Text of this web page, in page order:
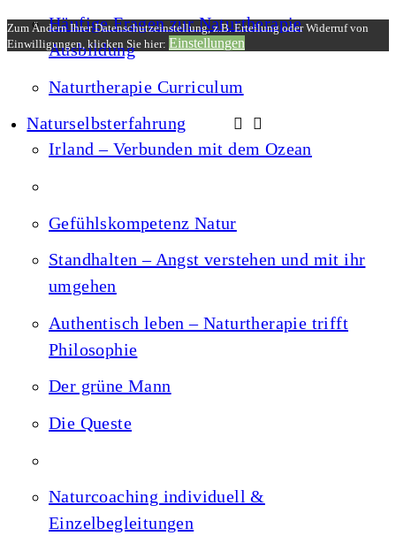
Häufige Fragen zur Naturtherapie
Ausbildung
Naturtherapie Curriculum
Naturselbsterfahrung
Irland – Verbunden mit dem Ozean
Gefühlskompetenz Natur
Standhalten – Angst verstehen und mit ihr
umgehen
Authentisch leben – Naturtherapie trifft
Philosophie
Der grüne Mann
Die Queste
Naturcoaching individuell &
Einzelbegleitungen
Zum Ändern Ihrer Datenschutzeinstellung, z.B. Erteilung oder Widerruf von
Einwilligungen, klicken Sie hier: Einstellungen